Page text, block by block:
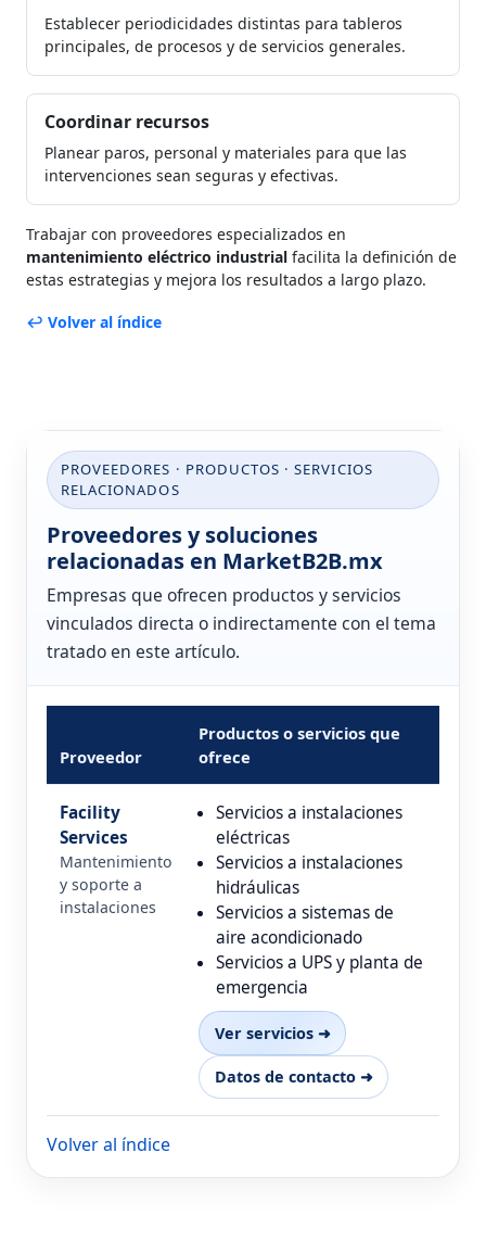
Establecer periodicidades distintas para tableros
principales, de procesos y de servicios generales.
Coordinar recursos
Planear paros, personal y materiales para que las
intervenciones sean seguras y efectivas.
Trabajar con proveedores especializados en
mantenimiento eléctrico industrial facilita la definición de
estas estrategias y mejora los resultados a largo plazo.
↩ Volver al índice
PROVEEDORES · PRODUCTOS · SERVICIOS
RELACIONADOS
Proveedores y soluciones
relacionadas en MarketB2B.mx
Empresas que ofrecen productos y servicios
vinculados directa o indirectamente con el tema
tratado en este artículo.
Proveedor
Productos o servicios que
ofrece
Facility
Services
Mantenimiento
y soporte a
instalaciones
Servicios a instalaciones
eléctricas
Servicios a instalaciones
hidráulicas
Servicios a sistemas de
aire acondicionado
Servicios a UPS y planta de
emergencia
Ver servicios ➜
Datos de contacto ➜
Volver al índice